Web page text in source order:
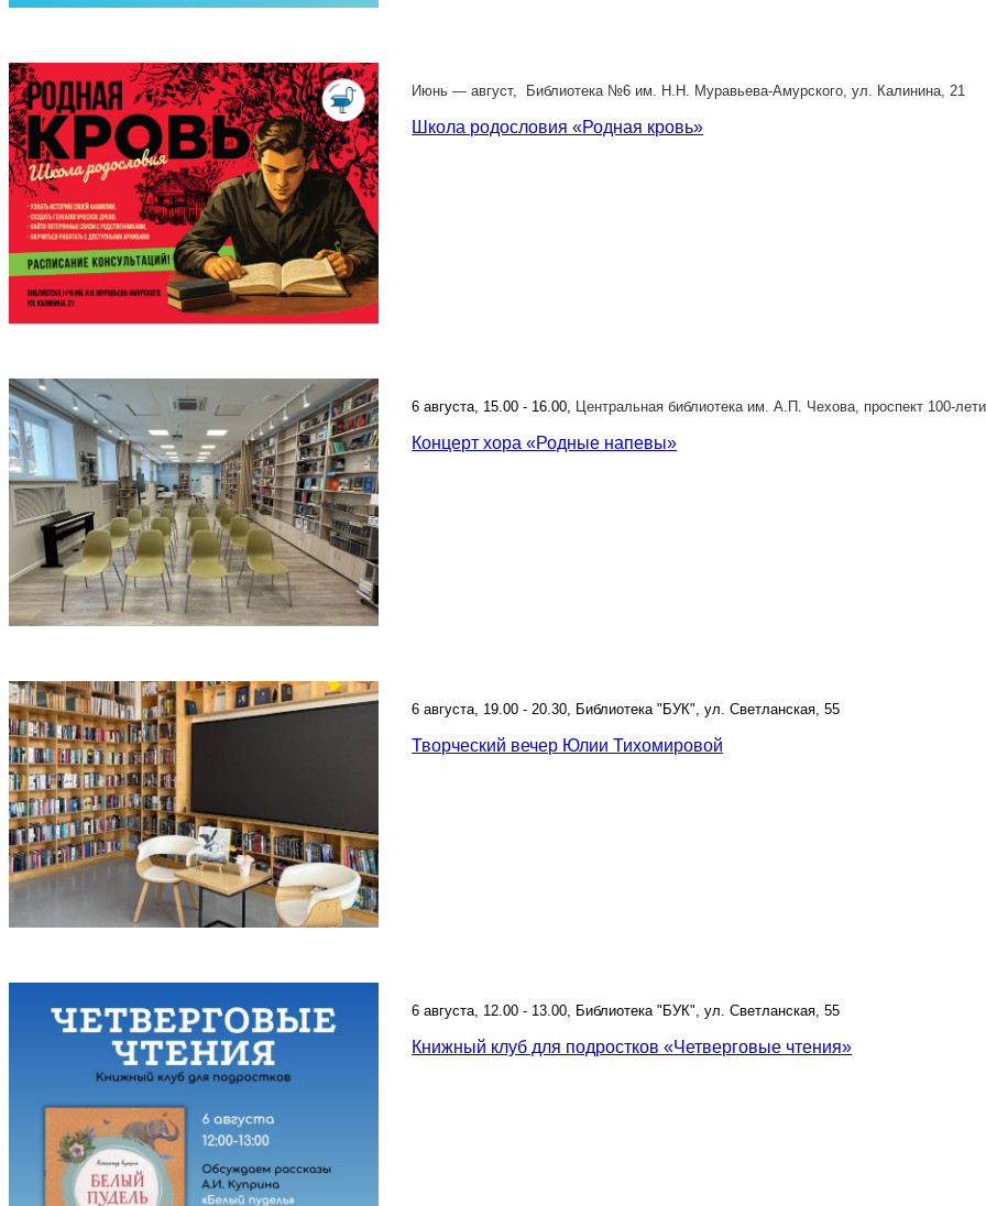
Июнь — август, Библиотека №6 им. Н.Н. Муравьева-Амурского, ул. Калинина, 21
Школа родословия «Родная кровь»
6 августа, 15.00 - 16.00, Центральная библиотека им. А.П. Чехова, проспект 100-
Концерт хора «Родные напевы»
6 августа, 19.00 - 20.30, Библиотека "БУК", ул. Светланская, 55
Творческий вечер Юлии Тихомировой
6 августа, 12.00 - 13.00, Библиотека "БУК", ул. Светланская, 55
Книжный клуб для подростков «Четверговые чтения»